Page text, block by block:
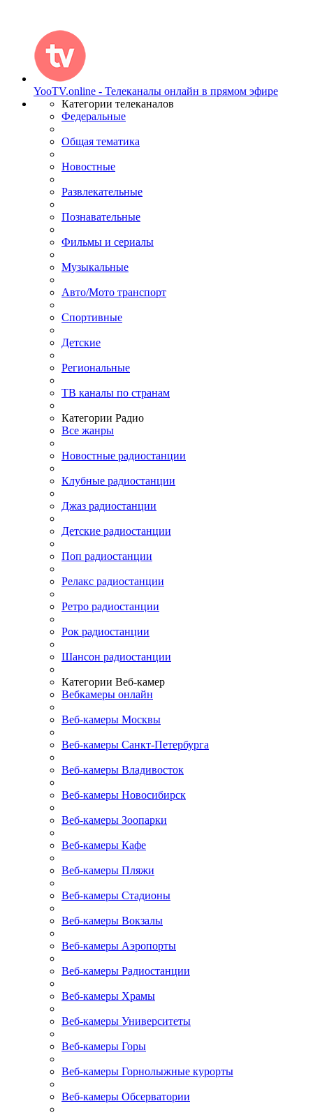
YooTV.online - Телеканалы онлайн в прямом эфире
Категории телеканалов
Федеральные
Общая тематика
Новостные
Развлекательные
Познавательные
Фильмы и сериалы
Музыкальные
Авто/Мото транспорт
Спортивные
Детские
Региональные
ТВ каналы по странам
Категории Радио
Все жанры
Новостные радиостанции
Клубные радиостанции
Джаз радиостанции
Детские радиостанции
Поп радиостанции
Релакс радиостанции
Ретро радиостанции
Рок радиостанции
Шансон радиостанции
Категории Веб-камер
Вебкамеры онлайн
Веб-камеры Москвы
Веб-камеры Санкт-Петербурга
Веб-камеры Владивосток
Веб-камеры Новосибирск
Веб-камеры Зоопарки
Веб-камеры Кафе
Веб-камеры Пляжи
Веб-камеры Стадионы
Веб-камеры Вокзалы
Веб-камеры Аэропорты
Веб-камеры Радиостанции
Веб-камеры Храмы
Веб-камеры Университеты
Веб-камеры Горы
Веб-камеры Горнолыжные курорты
Веб-камеры Обсерватории